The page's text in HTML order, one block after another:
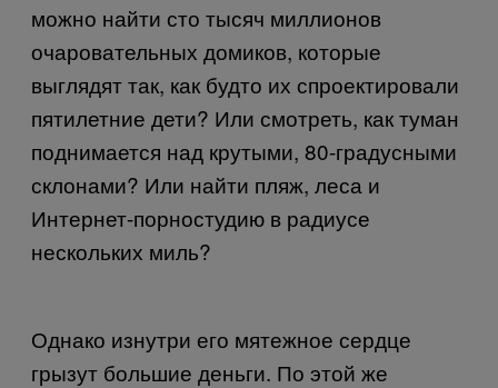
можно найти сто тысяч миллионов
очаровательных домиков, которые
выглядят так, как будто их спроектировали
пятилетние дети? Или смотреть, как туман
поднимается над крутыми, 80-градусными
склонами? Или найти пляж, леса и
Интернет-порностудию в радиусе
нескольких миль?
Однако изнутри его мятежное сердце
грызут большие деньги. По этой же